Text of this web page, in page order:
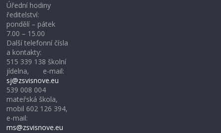
Úřední hodiny
ředitelství:
pondělí – pátek
7.00 – 15.00
Další telefonní čísla
a kontakty:
515 339 138 školní
jídelna, e-mail:
sj@zsvisnove.eu
539 008 004
mateřská škola,
mobil 602 126 394,
e-mail:
ms@zsvisnove.eu